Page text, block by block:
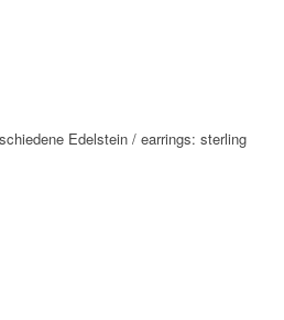
Edelstein / earrings: sterling